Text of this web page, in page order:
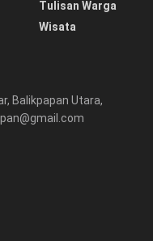
Tulisan Warga
Wisata
Balikpapan Utara,